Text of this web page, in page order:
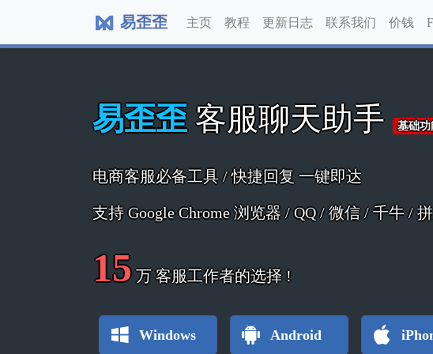
易歪歪 主页 教程 更新日志 联系我们 价钱
易歪歪 客服聊天助手 基础功
电商客服必备工具 / 快捷回复 一键即达
支持 Google Chrome 浏览器 / QQ / 微信 / 千牛 /
15 万客服工作者的选择 !
Windows Android